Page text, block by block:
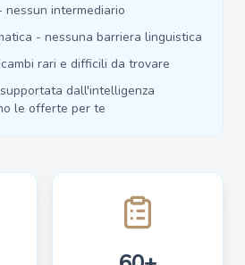
intermediario
- nessuna barriera linguistica
rari e difficili da trovare
dall'intelligenza
le offerte per te